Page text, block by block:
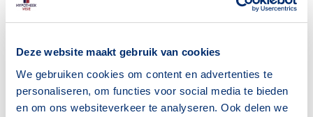
Deze website maakt gebruik van cookies
We gebruiken cookies om content en advertenties te
personaliseren, om functies voor social media te bieden
en om ons websiteverkeer te analyseren. Ook delen we
er: